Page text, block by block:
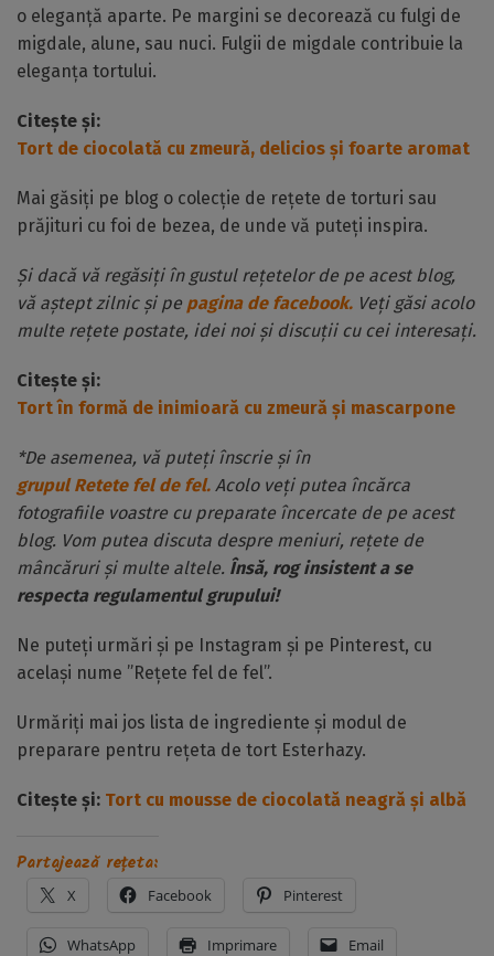
o eleganță aparte. Pe margini se decorează cu fulgi de
migdale, alune, sau nuci. Fulgii de migdale contribuie la
eleganța tortului.
Citește și:
Tort de ciocolată cu zmeură, delicios și foarte aromat
Mai găsiți pe blog o colecție de rețete de torturi sau
prăjituri cu foi de bezea, de unde vă puteți inspira.
Și dacă vă regăsiți în gustul rețetelor de pe acest blog,
vă aștept zilnic și pe pagina de facebook. Veți găsi acolo
multe rețete postate, idei noi și discuții cu cei interesați.
Citește și:
Tort în formă de inimioară cu zmeură și mascarpone
*De asemenea, vă puteți înscrie și în
grupul Retete fel de fel. Acolo veți putea încărca
fotografiile voastre cu preparate încercate de pe acest
blog. Vom putea discuta despre meniuri, rețete de
mâncăruri și multe altele. Însă, rog insistent a se
respecta regulamentul grupului!
Ne puteți urmări și pe Instagram și pe Pinterest, cu
același nume ”Rețete fel de fel”.
Urmăriți mai jos lista de ingrediente și modul de
preparare pentru rețeta de tort Esterhazy.
Citește și: Tort cu mousse de ciocolată neagră și albă
Partajează rețeta:
X Facebook Pinterest
WhatsApp Imprimare Email